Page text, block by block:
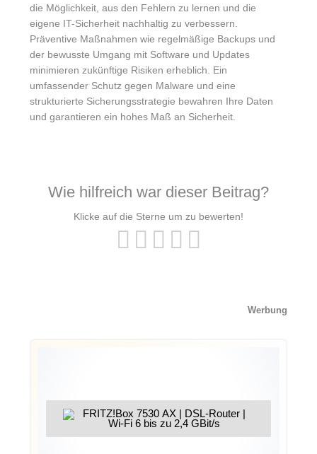
die Möglichkeit, aus den Fehlern zu lernen und die
eigene IT-Sicherheit nachhaltig zu verbessern.
Präventive Maßnahmen wie regelmäßige Backups und
der bewusste Umgang mit Software und Updates
minimieren zukünftige Risiken erheblich. Ein
umfassender Schutz gegen Malware und eine
strukturierte Sicherungsstrategie bewahren Ihre Daten
und garantieren ein hohes Maß an Sicherheit.
Wie hilfreich war dieser Beitrag?
Klicke auf die Sterne um zu bewerten!
Werbung